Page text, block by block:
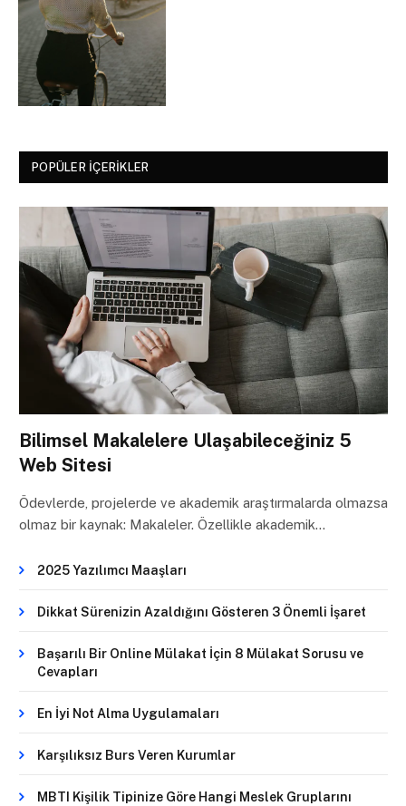
POPÜLER İÇERIKLER
Bilimsel Makalelere Ulaşabileceğiniz 5
Web Sitesi
Ödevlerde, projelerde ve akademik araştırmalarda olmazsa
olmaz bir kaynak: Makaleler. Özellikle akademik…
2025 Yazılımcı Maaşları
Dikkat Sürenizin Azaldığını Gösteren 3 Önemli İşaret
Başarılı Bir Online Mülakat İçin 8 Mülakat Sorusu ve
Cevapları
En İyi Not Alma Uygulamaları
Karşılıksız Burs Veren Kurumlar
MBTI Kişilik Tipinize Göre Hangi Meslek Gruplarını